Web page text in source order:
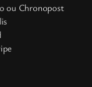
ou Chronopost